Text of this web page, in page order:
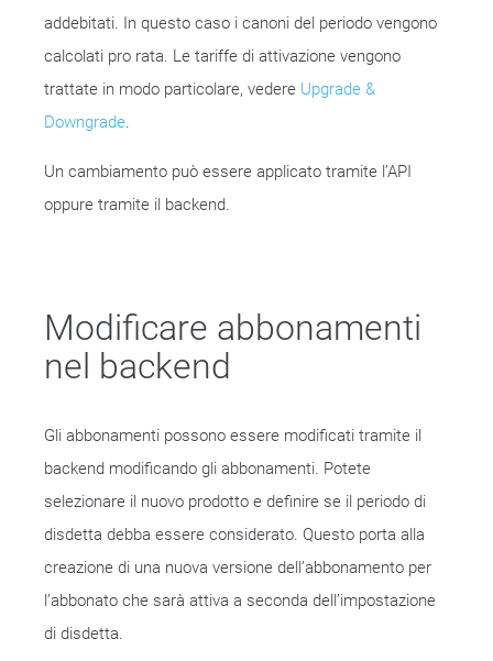
addebitati. In questo caso i canoni del periodo vengono
calcolati pro rata. Le tariffe di attivazione vengono
trattate in modo particolare, vedere Upgrade &
Downgrade
Un cambiamento può essere applicato tramite l’API
oppure tramite il backend.
Modificare abbonamenti
nel backend
Gli abbonamenti possono essere modificati tramite il
backend modificando gli abbonamenti. Potete
selezionare il nuovo prodotto e definire se il periodo di
disdetta debba essere considerato. Questo porta alla
creazione di una nuova versione dell’abbonamento per
l’abbonato che sarà attiva a seconda dell’impostazione
di disdetta.